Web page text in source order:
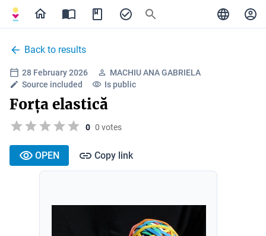
Back to results
28 February 2026
MACHIU ANA GABRIELA
Source included
Is public
Forța elastică
0 0 votes
OPEN Copy link